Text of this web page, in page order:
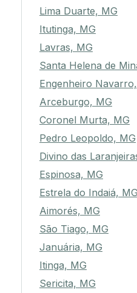
Lima Duarte, MG
Itutinga, MG
Lavras, MG
Santa Helena de
Engenheiro
Arceburgo, MG
Coronel Murta, MG
Pedro Leopoldo, MG
Divino das
Espinosa, MG
Estrela do Indaiá, MG
Aimorés, MG
São Tiago, MG
Januária, MG
Itinga, MG
Sericita, MG